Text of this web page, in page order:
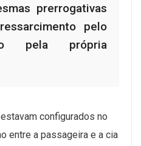
prerrogativas
pelo
pela própria
configurados no
entre a passageira e a cia